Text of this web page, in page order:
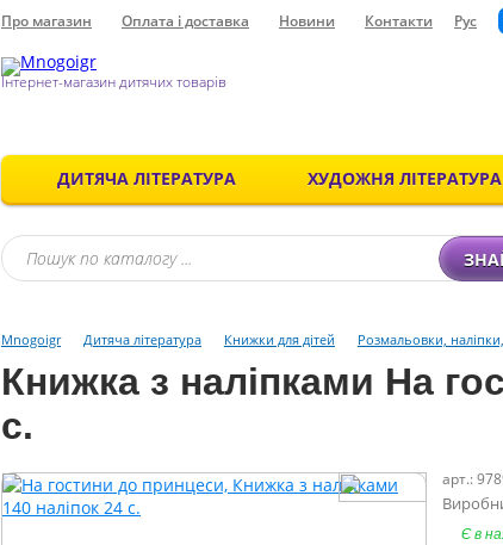
Про магазин Оплата і доставка Новини Контакти Рус
Інтернет-магазин дитячих товарів
ДИТЯЧА ЛІТЕРАТУРА ХУДОЖНЯ ЛІТЕРАТУРА
Mnogoigr Дитяча література Книжки для дітей Розмальовки,
Книжка з наліпками На
с.
арт.:
Є в